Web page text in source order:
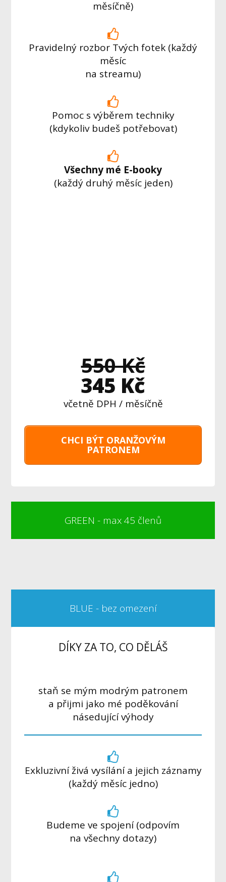
měsíčně)
Pravidelný rozbor Tvých fotek (každý
měsíc
na streamu)
Pomoc s výběrem techniky
(kdykoliv budeš potřebovat)
Všechny mé E-booky
(každý druhý měsíc jeden)
550 Kč
345 Kč
včetně DPH / měsíčně
CHCI BÝT ORANŽOVÝM
PATRONEM
GREEN - max 45 členů
BLUE - bez omezení
DÍKY ZA TO, CO DĚLÁŠ
staň se mým modrým patronem
a přijmi jako mé poděkování
násedující výhody
Exkluzivní živá vysílání a jejich záznamy
(každý měsíc jedno)
Budeme ve spojení (odpovím
na všechny dotazy)